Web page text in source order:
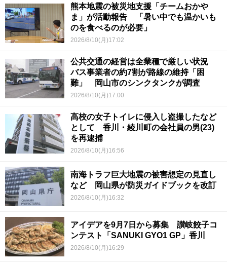
熊本地震の被災地支援「チームおかや
ま」が活動報告 「暑い中でも温かいも
のを食べるのが必要」
2026/8/10(月)17:02
公共交通の経営は全業種で厳しい状況
バス事業者の約7割が路線の維持「困
難」 岡山市のシンクタンクが調査
2026/8/10(月)17:00
高校の女子トイレに侵入し盗撮したなど
として 香川・綾川町の会社員の男(23)
を再逮捕
2026/8/10(月)16:56
南海トラフ巨大地震の被害想定の見直し
など 岡山県が防災ガイドブックを改訂
2026/8/10(月)16:32
アイデアを9月7日から募集 讃岐餃子コ
ンテスト「SANUKI GYO1 GP」香川
2026/8/10(月)16:29